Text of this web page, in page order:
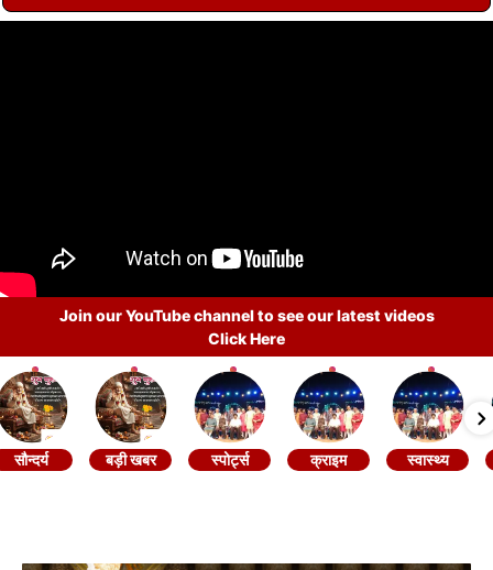
Join our YouTube channel to see our latest videos
Click Here
सौन्दर्य बड़ी खबर स्पोर्ट्स क्राइम स्वास्थ्य